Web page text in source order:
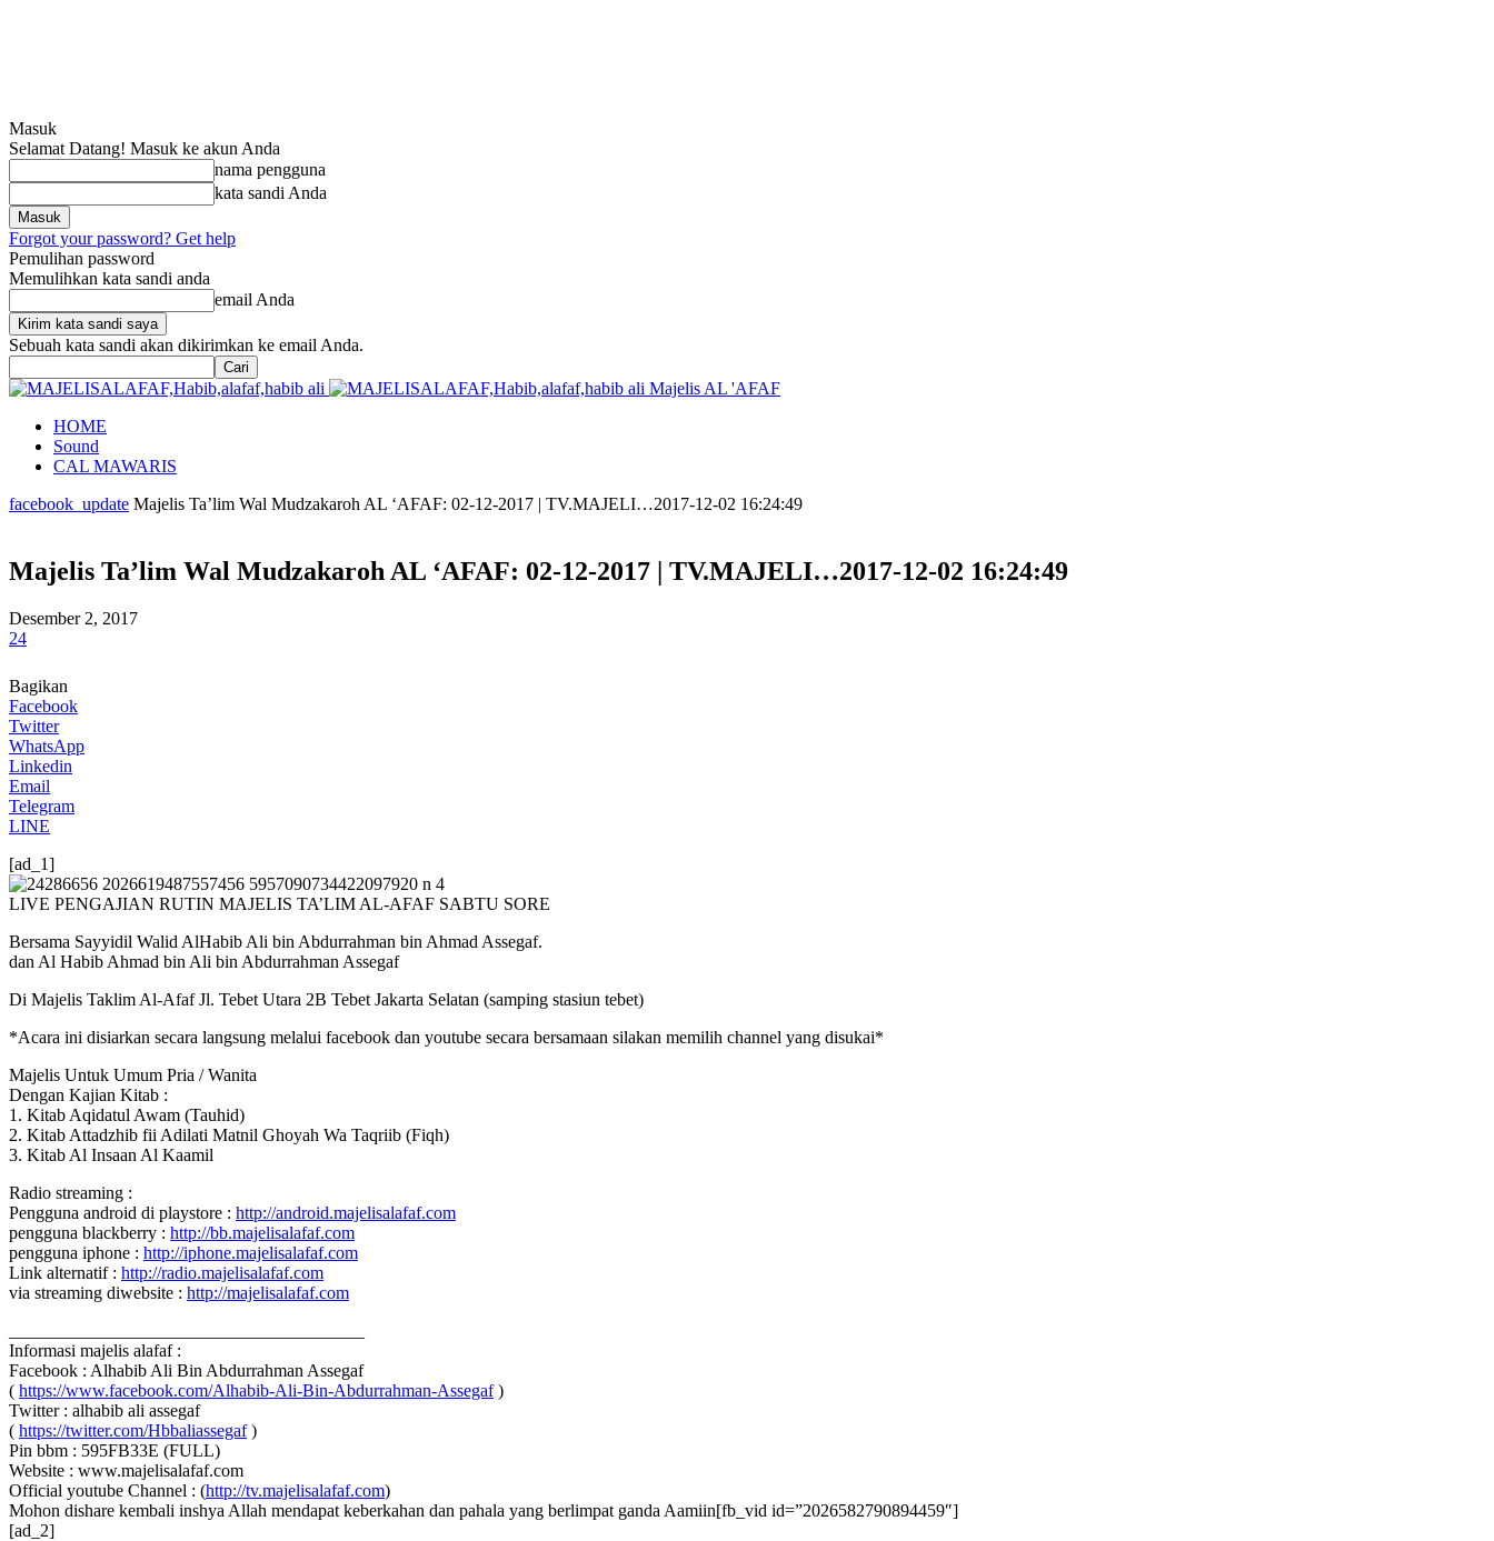
Masuk
Selamat Datang! Masuk ke akun Anda
nama pengguna
kata sandi Anda
Forgot your password? Get help
Pemulihan password
Memulihkan kata sandi anda
email Anda
Sebuah kata sandi akan dikirimkan ke email Anda.
Majelis AL 'AFAF
HOME
Sound
CAL MAWARIS
facebook_update Majelis Ta’lim Wal Mudzakaroh AL ‘AFAF: 02-12-2017 | TV.MAJELI…2017-12-02 16:24:49
Majelis Ta’lim Wal Mudzakaroh AL ‘AFAF: 02-12-2017 | TV.MAJELI…2017-12-02 16:24:49
Desember 2, 2017
24
Bagikan
Facebook
Twitter
WhatsApp
Linkedin
Email
Telegram
LINE
[ad_1]
LIVE PENGAJIAN RUTIN MAJELIS TA’LIM AL-AFAF SABTU SORE
Bersama Sayyidil Walid AlHabib Ali bin Abdurrahman bin Ahmad Assegaf.
dan Al Habib Ahmad bin Ali bin Abdurrahman Assegaf
Di Majelis Taklim Al-Afaf Jl. Tebet Utara 2B Tebet Jakarta Selatan (samping stasiun tebet)
*Acara ini disiarkan secara langsung melalui facebook dan youtube secara bersamaan silakan memilih channel yang disukai*
Majelis Untuk Umum Pria / Wanita
Dengan Kajian Kitab :
1. Kitab Aqidatul Awam (Tauhid)
2. Kitab Attadzhib fii Adilati Matnil Ghoyah Wa Taqriib (Fiqh)
3. Kitab Al Insaan Al Kaamil
Radio streaming :
Pengguna android di playstore : http://android.majelisalafaf.com
pengguna blackberry : http://bb.majelisalafaf.com
pengguna iphone : http://iphone.majelisalafaf.com
Link alternatif : http://radio.majelisalafaf.com
via streaming diwebsite : http://majelisalafaf.com
Informasi majelis alafaf :
Facebook : Alhabib Ali Bin Abdurrahman Assegaf
( https://www.facebook.com/Alhabib-Ali-Bin-Abdurrahman-Assegaf)
Twitter : alhabib ali assegaf
( https://twitter.com/Hbbaliassegaf)
Pin bbm : 595FB33E (FULL)
Website : www.majelisalafaf.com
Official youtube Channel : (http://tv.majelisalafaf.com)
Mohon dishare kembali inshya Allah mendapat keberkahan dan pahala yang berlimpat ganda Aamiin[fb_vid id=”2026582790894459″]
[ad_2]